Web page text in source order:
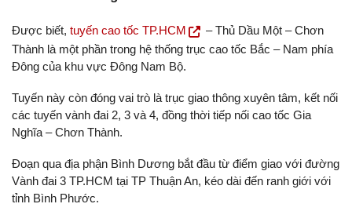
Được biết, tuyến cao tốc TP.HCM
– Thủ Dầu Một – Chơn
Thành là một phần trong hệ thống trục cao tốc Bắc – Nam phía
Đông của khu vực Đông Nam Bộ.
Tuyến này còn đóng vai trò là trục giao thông xuyên tâm, kết nối
các tuyến vành đai 2, 3 và 4, đồng thời tiếp nối cao tốc Gia
Nghĩa – Chơn Thành.
Đoạn qua địa phận Bình Dương bắt đầu từ điểm giao với đường
Vành đai 3 TP.HCM tại TP Thuận An, kéo dài đến ranh giới với
tỉnh Bình Phước.